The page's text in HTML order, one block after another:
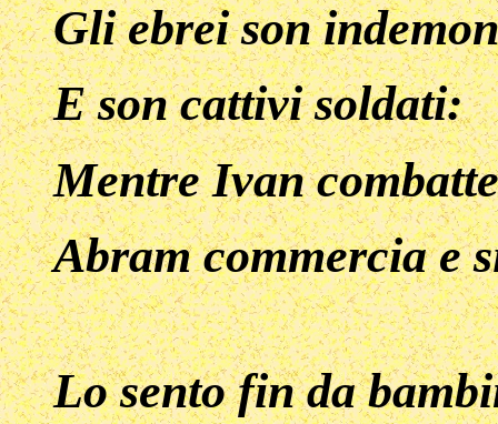
Gli ebrei son
E son cattivi soldati:
Mentre Ivan
Abram commercia e
Lo sento fin da